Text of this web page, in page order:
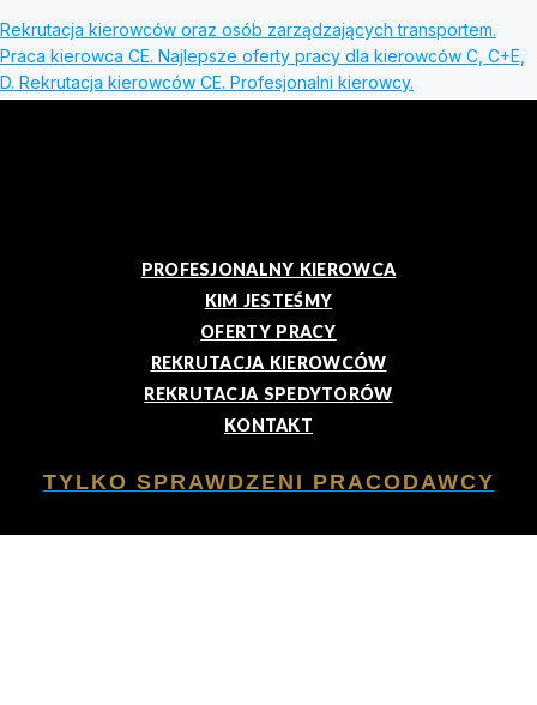
Rekrutacja kierowców oraz osób zarządzających transportem.
Praca kierowca CE. Najlepsze oferty pracy dla kierowców C, C+E,
D. Rekrutacja kierowców CE. Profesjonalni kierowcy.
PROFESJONALNY KIEROWCA
KIM JESTEŚMY
OFERTY PRACY
REKRUTACJA KIEROWCÓW
REKRUTACJA SPEDYTORÓW
KONTAKT
TYLKO SPRAWDZENI PRACODAWCY